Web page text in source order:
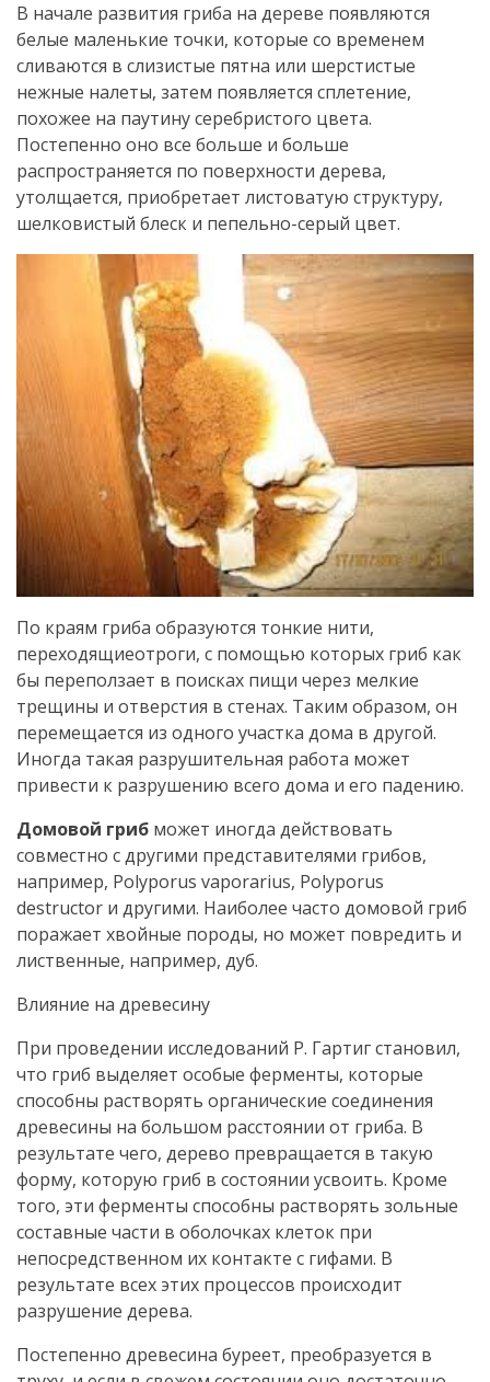
В начале развития гриба на дереве появляются
белые маленькие точки, которые со временем
сливаются в слизистые пятна или шерстистые
нежные налеты, затем появляется сплетение,
похожее на паутину серебристого цвета.
Постепенно оно все больше и больше
распространяется по поверхности дерева,
утолщается, приобретает листоватую структуру,
шелковистый блеск и пепельно-серый цвет.
По краям гриба образуются тонкие нити,
переходящиеотроги, с помощью которых гриб как
бы переползает в поисках пищи через мелкие
трещины и отверстия в стенах. Таким образом, он
перемещается из одного участка дома в другой.
Иногда такая разрушительная работа может
привести к разрушению всего дома и его падению.
Домовой гриб может иногда действовать
совместно с другими представителями грибов,
например, Polyporus vaporarius, Polyporus
destructor и другими. Наиболее часто домовой гриб
поражает хвойные породы, но может повредить и
лиственные, например, дуб.
Влияние на древесину
При проведении исследований Р. Гартиг становил,
что гриб выделяет особые ферменты, которые
способны растворять органические соединения
древесины на большом расстоянии от гриба. В
результате чего, дерево превращается в такую
форму, которую гриб в состоянии усвоить. Кроме
того, эти ферменты способны растворять зольные
составные части в оболочках клеток при
непосредственном их контакте с гифами. В
результате всех этих процессов происходит
разрушение дерева.
Постепенно древесина буреет, преобразуется в